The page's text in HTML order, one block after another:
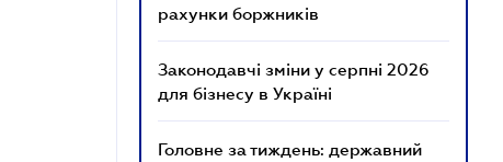
рахунки боржників
Законодавчі зміни у серпні 2026
для бізнесу в Україні
Головне за тиждень: державний